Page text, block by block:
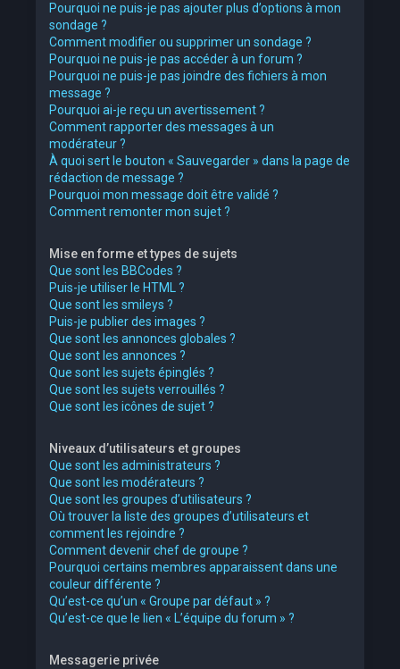
Pourquoi ne puis-je pas ajouter plus d’options à mon
sondage ?
Comment modifier ou supprimer un sondage ?
Pourquoi ne puis-je pas accéder à un forum ?
Pourquoi ne puis-je pas joindre des fichiers à mon
message ?
Pourquoi ai-je reçu un avertissement ?
Comment rapporter des messages à un
modérateur ?
À quoi sert le bouton « Sauvegarder » dans la page de
rédaction de message ?
Pourquoi mon message doit être validé ?
Comment remonter mon sujet ?
Mise en forme et types de sujets
Que sont les BBCodes ?
Puis-je utiliser le HTML ?
Que sont les smileys ?
Puis-je publier des images ?
Que sont les annonces globales ?
Que sont les annonces ?
Que sont les sujets épinglés ?
Que sont les sujets verrouillés ?
Que sont les icônes de sujet ?
Niveaux d’utilisateurs et groupes
Que sont les administrateurs ?
Que sont les modérateurs ?
Que sont les groupes d’utilisateurs ?
Où trouver la liste des groupes d’utilisateurs et
comment les rejoindre ?
Comment devenir chef de groupe ?
Pourquoi certains membres apparaissent dans une
couleur différente ?
Qu’est-ce qu’un « Groupe par défaut » ?
Qu’est-ce que le lien « L’équipe du forum » ?
Messagerie privée